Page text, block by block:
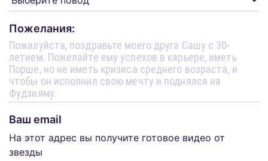
Пожелания:
Ваш email
На этот адрес вы получите готовое видео от
звезды